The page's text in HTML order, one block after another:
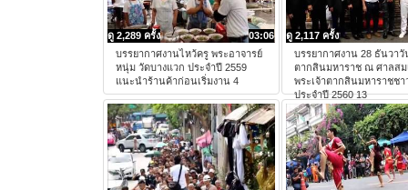
03:06
ดู 2,289 ครั้ง
บรรยากาศงานไหว้ครู พระอาจารย์
หนุ่ม วัดบางแวก ประจำปี 2559
แนะนำร้านค้าก่อนเริ่มงาน 4
ดู 2,117 ครั้ง
บรรยากาศงาน 28 ธันวาวั
ตากสินมหาราช ณ ศาลสม
พระเจ้าตากสินมหาราชช
ประจำปี 2560 13